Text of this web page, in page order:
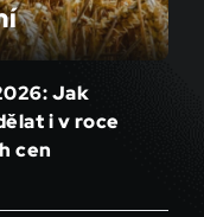
Jak
i v roce
cen